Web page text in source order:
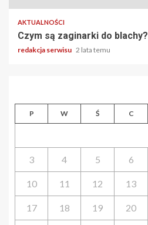
AKTUALNOŚCI
Czym są zaginarki do blachy?
redakcja serwisu 2 lata temu
P W Ś C
3 4 5 6
10 11 12 13
17 18 19 20